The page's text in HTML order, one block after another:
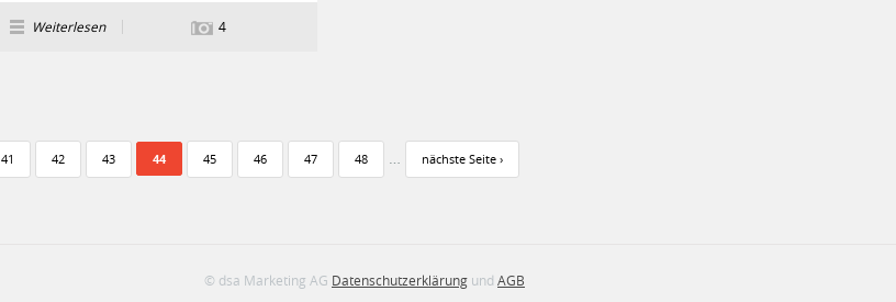
Weiterlesen 4
41 42 43 44 45 46 47 48 nächste Seite ›
© dsa Marketing AG Datenschutzerklärung und AGB